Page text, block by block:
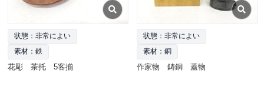
状態：非常によい
素材：鉄
花彫 茶托 5客揃
状態：非常によい
素材：銅
作家物 鋳銅 蓋物